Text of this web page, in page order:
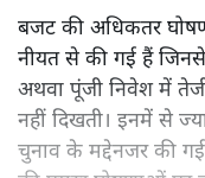
बजट की अधिकतर
नीयत से की गई हैं जिनसे
अथवा पूंजी निवेश में
नहीं दिखती। इनमें से
चुनाव के मद्देनजर की गई